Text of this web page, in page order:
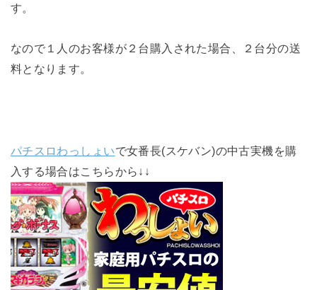
す。
なので１人のお客様が２台購入された場合、２台分の送
料となります。
パチスロわっしょいで女番長(スケバン)の中古実機を購
入する場合はこちらから↓↓